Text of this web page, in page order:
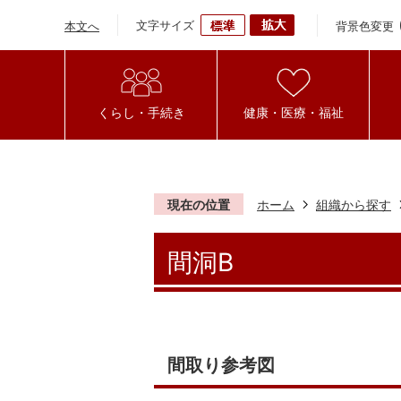
本文へ 文字サイズ 背景色変更
くらし・手続き 健康・医療・福祉
現在の位置 ホーム 組織から探す
間洞B
間取り参考図